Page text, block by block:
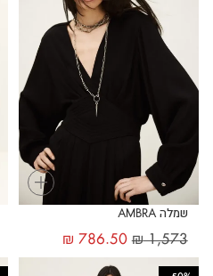
+
שמלה AMBRA
₪1,573
₪ 786.50